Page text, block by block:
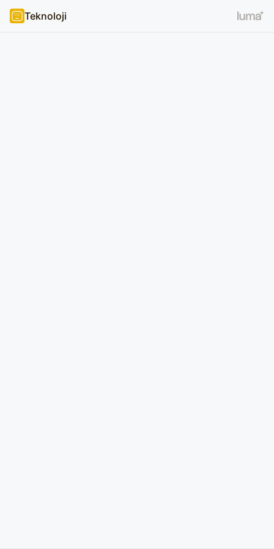
Teknoloji